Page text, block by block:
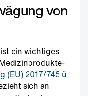
von
ein wichtiges
(EU) 2017/745 ü
sich an